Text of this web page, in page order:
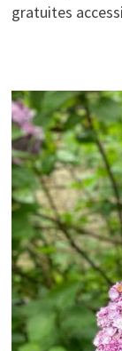
gratuites